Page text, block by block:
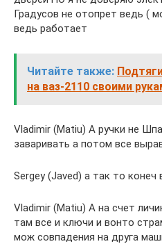
Градусов не отопрет ведь (
ведь работает
Читайте также:
на ваз-2110 своими
Vladimir (Matiu) А ручки не
заваривать а потом все
Sergey (Javed) а так то конеч
Vladimir (Matiu) А на счет
там все и ключи и вонто
мож совпадения на друга